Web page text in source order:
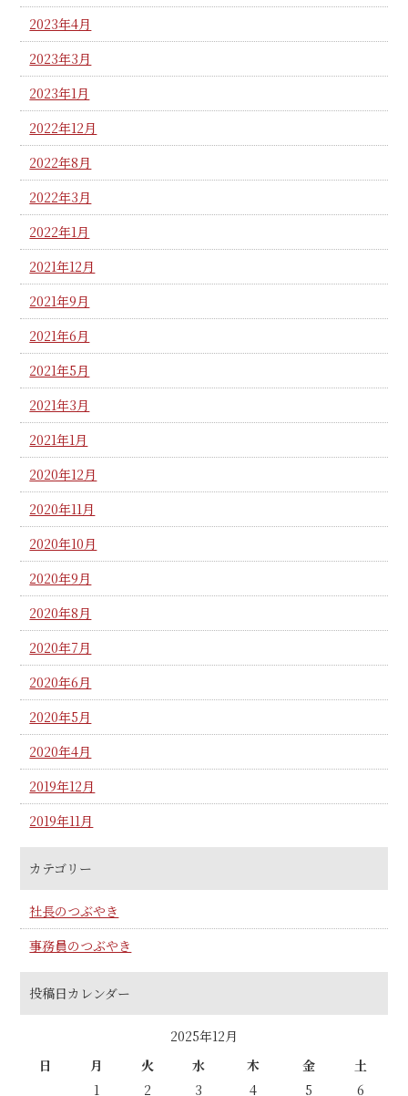
2023年4月
2023年3月
2023年1月
2022年12月
2022年8月
2022年3月
2022年1月
2021年12月
2021年9月
2021年6月
2021年5月
2021年3月
2021年1月
2020年12月
2020年11月
2020年10月
2020年9月
2020年8月
2020年7月
2020年6月
2020年5月
2020年4月
2019年12月
2019年11月
カテゴリー
社長のつぶやき
事務員のつぶやき
投稿日カレンダー
2025年12月
日
月 火 水 木 金
土
1
2 3 4 5 6